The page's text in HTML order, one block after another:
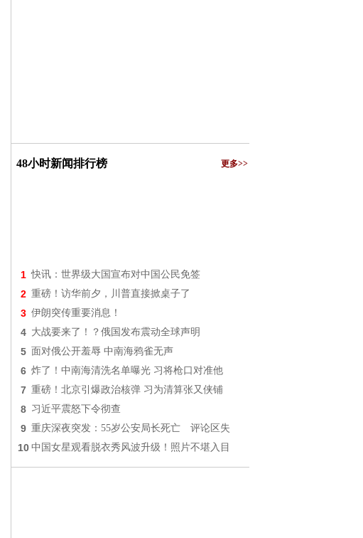
48小时新闻排行榜 更多>>
1 快讯：世界级大国宣布对中国公民免签
2 重磅！访华前夕，川普直接掀桌子了
3 伊朗突传重要消息！
4 大战要来了！？俄国发布震动全球声明
5 面对俄公开羞辱 中南海鸦雀无声
6 炸了！中南海清洗名单曝光 习将枪口对准他
7 重磅！北京引爆政治核弹 习为清算张又侠铺
8 习近平震怒下令彻查
9 重庆深夜突发：55岁公安局长死亡 评论区失
10 中国女星观看脱衣秀风波升级！照片不堪入目